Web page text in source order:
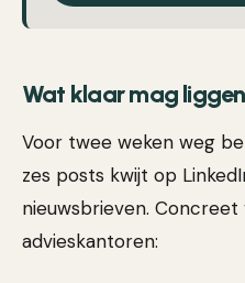
Wat klaar mag
Voor twee weken weg
zes posts kwijt op
nieuwsbrieven.
advieskantoren: